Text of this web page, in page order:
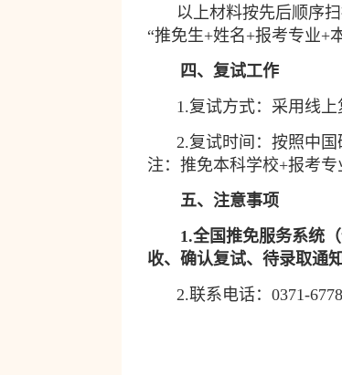
以上材料按先后顺序
“推免生+姓名+报考专业+
四、复试工作
1.复试方式：采用线上
2.复试时间：按照中
注：推免本科学校+报考专
五、注意事项
1.全国推免服务系统
收、确认复试、待录取通
2.联系电话： 0371-